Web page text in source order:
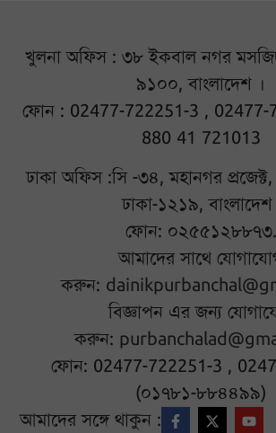
খুলনা অফিস : ৩৮ ইকবাল নগর
৯১০০, বাংলাদেশ ।
ফোন : 02477-722251-3 , 02477-
880 41 721013
ঢাকা অফিস :সি -৩৪, মহানগর প্রজেক্ট,
ঢাকা-১২১৯,
ফোন: ০২৫৫১২৮৮৭৩.
আমাদের সাথে
করুন:
বিজ্ঞাপন এর জন্য
করুন:
ফোন: 02477-722251-3 ,
(০১৭৮১-৮৮৪৪৯৯)
আমাদের সঙ্গে থাকুন :